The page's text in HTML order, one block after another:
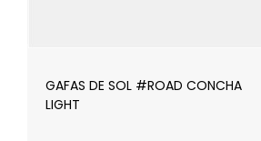
GAFAS DE SOL #ROAD CONCHA
LIGHT